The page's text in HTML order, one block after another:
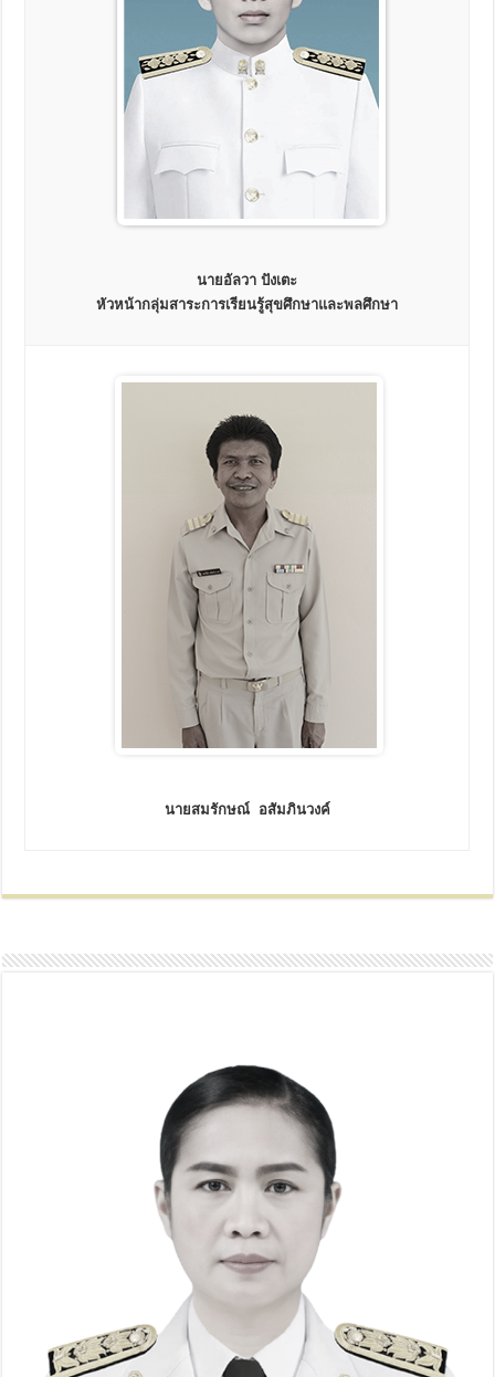
นายอัลวา ปังเตะ
หัวหน้ากลุ่มสาระการเรียนรู้สุขศึกษาและพลศึกษา
นายสมรักษณ์ อสัมภินวงค์